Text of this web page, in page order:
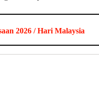
2026 / Hari Malaysia